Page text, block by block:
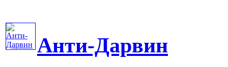
Анти-Дарвин